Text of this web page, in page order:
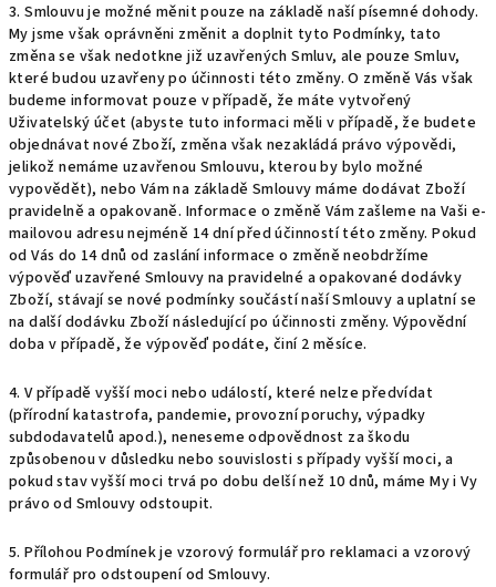
3. Smlouvu je možné měnit pouze na základě naší písemné dohody.
My jsme však oprávněni změnit a doplnit tyto Podmínky, tato
změna se však nedotkne již uzavřených Smluv, ale pouze Smluv,
které budou uzavřeny po účinnosti této změny. O změně Vás však
budeme informovat pouze v případě, že máte vytvořený
Uživatelský účet (abyste tuto informaci měli v případě, že budete
objednávat nové Zboží, změna však nezakládá právo výpovědi,
jelikož nemáme uzavřenou Smlouvu, kterou by bylo možné
vypovědět), nebo Vám na základě Smlouvy máme dodávat Zboží
pravidelně a opakovaně. Informace o změně Vám zašleme na Vaši e-
mailovou adresu nejméně 14 dní před účinností této změny. Pokud
od Vás do 14 dnů od zaslání informace o změně neobdržíme
výpověď uzavřené Smlouvy na pravidelné a opakované dodávky
Zboží, stávají se nové podmínky součástí naší Smlouvy a uplatní se
na další dodávku Zboží následující po účinnosti změny. Výpovědní
doba v případě, že výpověď podáte, činí 2 měsíce.
4. V případě vyšší moci nebo událostí, které nelze předvídat
(přírodní katastrofa, pandemie, provozní poruchy, výpadky
subdodavatelů apod.), neneseme odpovědnost za škodu
způsobenou v důsledku nebo souvislosti s případy vyšší moci, a
pokud stav vyšší moci trvá po dobu delší než 10 dnů, máme My i Vy
právo od Smlouvy odstoupit.
5. Přílohou Podmínek je vzorový formulář pro reklamaci a vzorový
formulář pro odstoupení od Smlouvy.